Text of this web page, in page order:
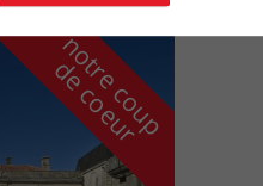
n
o
t
r
e
c
o
u
p
d
e
c
o
e
u
r